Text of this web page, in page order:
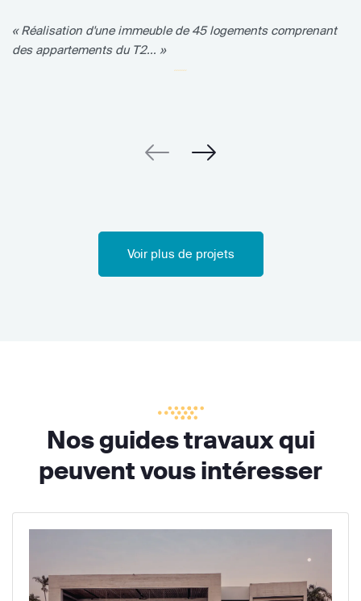
« Réalisation d'une immeuble de 45 logements comprenant
des appartements du T2... »
Voir plus de projets
Nos guides travaux qui
peuvent vous intéresser